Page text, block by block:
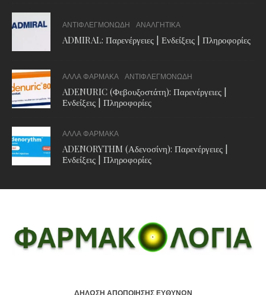
ΑΝΤΙΦΛΕΓΜΟΝΩΔΗ ΑΝΑΛΓΗΤΙΚΑ
ADMIRAL: Παρενέργειες | Ενδείξεις | Πληροφορίες
ΑΛΛΑ ΦΑΡΜΑΚΑ ΑΝΤΙΦΛΕΓΜΟΝΩΔΗ
ADENURIC (Φεβουξοστάτη): Παρενέργειες |
Ενδείξεις | Πληροφορίες
ΑΛΛΑ ΦΑΡΜΑΚΑ
ADENORYTHM (Αδενοσίνη): Παρενέργειες |
Ενδείξεις | Πληροφορίες
ΔΗΛΩΣΗ ΑΠΟΠΟΙΗΣΗΣ ΕΥΘΥΝΩΝ